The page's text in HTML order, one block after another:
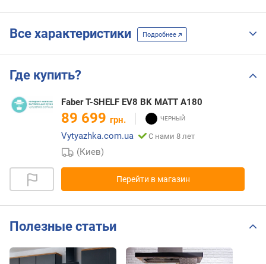
Все характеристики Подробнее
Где купить?
Faber T-SHELF EV8 BK MATT A180
89 699 грн.
Vytyazhka.com.ua
С нами 8 лет
(Киев)
Перейти в магазин
Полезные статьи